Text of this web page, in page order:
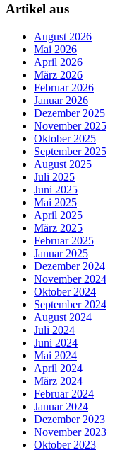
Artikel aus
August 2026
Mai 2026
April 2026
März 2026
Februar 2026
Januar 2026
Dezember 2025
November 2025
Oktober 2025
September 2025
August 2025
Juli 2025
Juni 2025
Mai 2025
April 2025
März 2025
Februar 2025
Januar 2025
Dezember 2024
November 2024
Oktober 2024
September 2024
August 2024
Juli 2024
Juni 2024
Mai 2024
April 2024
März 2024
Februar 2024
Januar 2024
Dezember 2023
November 2023
Oktober 2023